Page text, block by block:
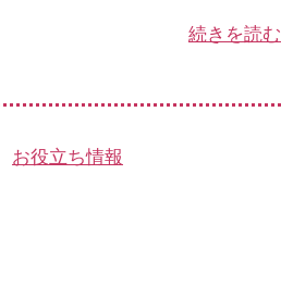
続きを読む
お役立ち情報